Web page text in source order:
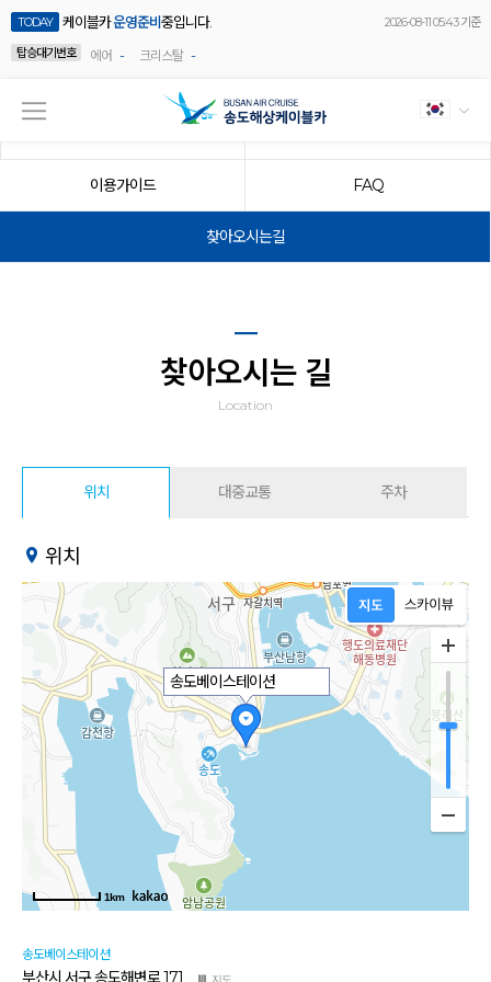
TODAY 케이블카운영준비 중입니다.
2026-08-11 05:43 기준
탑승대기번호
에어 - 크리스탈 -
이용가이드 FAQ
찾아오시는길
찾아오시는 길
Location
위치 대중교통 주차
위치
송도베이스테이션
1km
송도베이스테이션
부산시 서구 송도해변로 171 지도